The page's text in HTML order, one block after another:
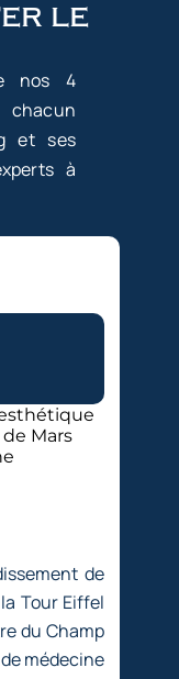
le
nos 4
et ses
à
de
Tour Eiffel
du Champ
médecine